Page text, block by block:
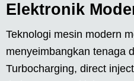
Elektronik
Teknologi mesin modern
menyeimbangkan tenaga
Turbocharging, direct